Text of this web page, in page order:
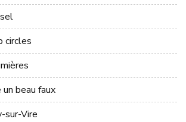
circles
beau faux
sur-Vire